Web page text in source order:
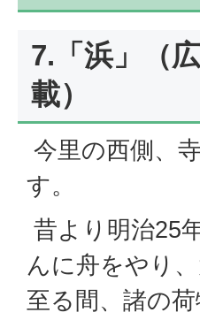
7.「浜」（
載）
今里の西側、
す。
昔より明治25
んに舟をやり
至る間、諸の